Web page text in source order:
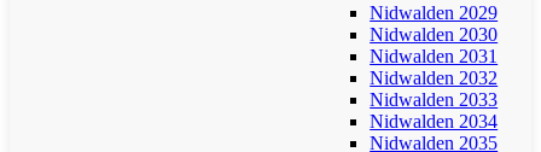
Nidwalden 2029
Nidwalden 2030
Nidwalden 2031
Nidwalden 2032
Nidwalden 2033
Nidwalden 2034
Nidwalden 2035